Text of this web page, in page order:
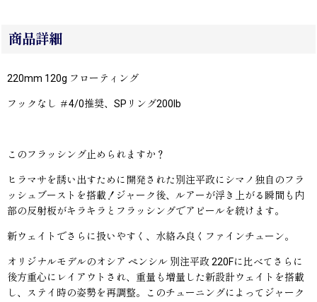
商品詳細
220mm 120g フローティング
フックなし ＃4/0推奨、SPリング200lb
このフラッシング止められますか？
ヒラマサを誘い出すために開発された別注平政にシマノ独自のフラ
ッシュブーストを搭載！ジャーク後、ルアーが浮き上がる瞬間も内
部の反射板がキラキラとフラッシングでアピールを続けます。
新ウェイトでさらに扱いやすく、水絡み良くファインチューン。
オリジナルモデルのオシア ペンシル 別注平政 220Fに比べてさらに
後方重心にレイアウトされ、重量も増量した新設計ウェイトを搭載
し、ステイ時の姿勢を再調整。このチューニングによってジャーク